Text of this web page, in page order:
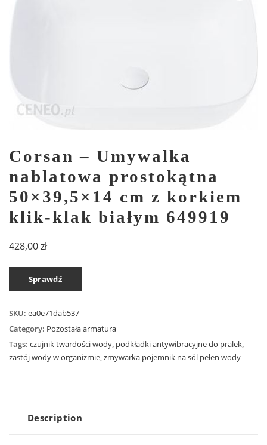
Corsan – Umywalka
nablatowa prostokątna
50×39,5×14 cm z korkiem
klik-klak białym 649919
428,00zł
Sprawdź
SKU: ea0e71dab537
Category: Pozostała armatura
Tags: czujnik twardości wody, podkładki antywibracyjne do pralek,
zastój wody w organizmie,zmywarka pojemnik na sól pełen wody
Description